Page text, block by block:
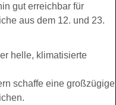
gut erreichbar für
aus dem 12. und 23.
helle, klimatisierte
schaffe eine großzügige